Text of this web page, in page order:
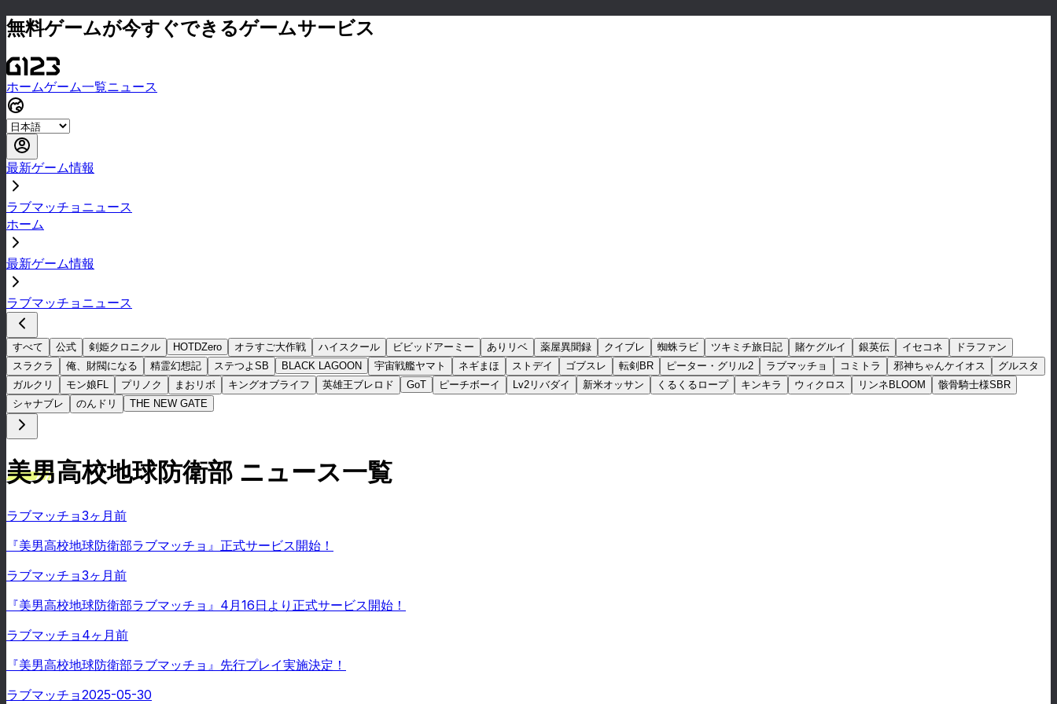
無料ゲームが今すぐできるゲームサービス
ホームゲーム一覧ニュース
最新ゲーム情報
ラブマッチョニュース
ホーム
最新ゲーム情報
ラブマッチョニュース
すべて 公式 剣姫クロニクル HOTDZero オラすご大作戦 ハイスクール ビビッドアーミー ありリベ 薬屋異聞録 クイブレ 蜘蛛ラビ ツキミチ旅日記 賭ケグルイ 銀英伝 イセコネ
ドラファン
スラクラ
俺、財閥になる 精霊幻想記 ステつよSB BLACK LAGOON 宇宙戦艦ヤマト ネギまほ ストデイ ゴブスレ 転剣BR ピーター・グリル2 ラブマッチョ コミトラ 邪神ちゃんケイオス
グルスタ
ガルクリ
モン娘FL プリノク まおリボ キングオブライフ 英雄王ブレロド GoT ピーチボーイ Lv2リバダイ 新米オッサン くるくるロープ キンキラ ウィクロス リンネBLOOM
骸骨騎士様SBR
シャナブレ
のんドリ THE NEW GATE
美男高校地球防衛部 ニュース一覧
ラブマッチョ3ヶ月前
『美男高校地球防衛部ラブマッチョ』正式サービス開始！
ラブマッチョ3ヶ月前
『美男高校地球防衛部ラブマッチョ』4月16日より正式サービス開始！
ラブマッチョ 4ヶ月前
『美男高校地球防衛部ラブマッチョ』先行プレイ実施決定！
ラブマッチョ2025-05-30